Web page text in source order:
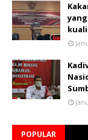
POPULAR